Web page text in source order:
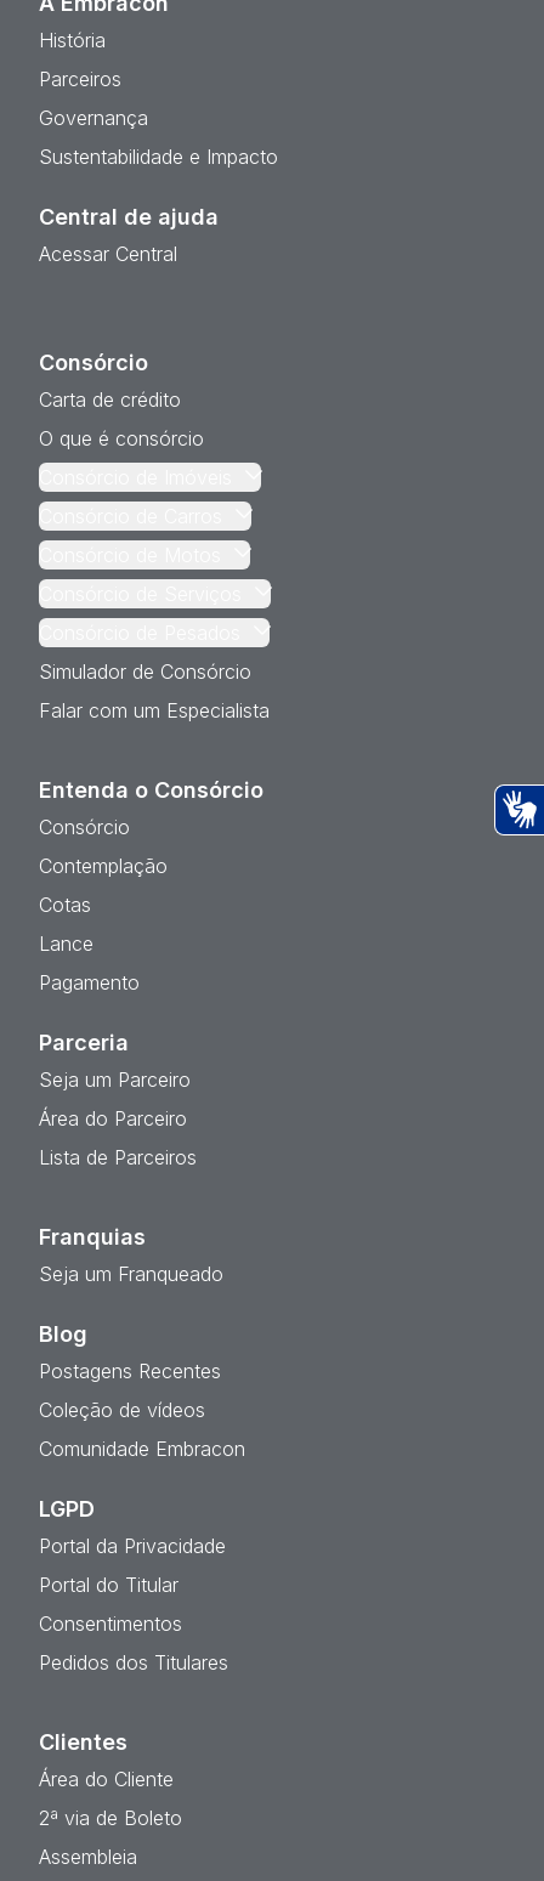
História
Parceiros
Governança
Sustentabilidade e Impacto
Central de ajuda
Acessar Central
Consórcio
Carta de crédito
O que é consórcio
Consórcio de Imóveis
Consórcio de Carros
Consórcio de Motos
Consórcio de Serviços
Consórcio de Pesados
Simulador de Consórcio
Falar com um Especialista
Entenda o Consórcio
Consórcio
Contemplação
Cotas
Lance
Pagamento
Parceria
Seja um Parceiro
Área do Parceiro
Lista de Parceiros
Franquias
Seja um Franqueado
Blog
Postagens Recentes
Coleção de vídeos
Comunidade Embracon
LGPD
Portal da Privacidade
Portal do Titular
Consentimentos
Pedidos dos Titulares
Clientes
Área do Cliente
2ª via de Boleto
Assembleia